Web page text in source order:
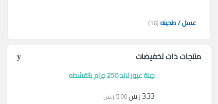
عسل / طحينه(16)
منتجات ذات تخفيضات
جبنة عبور لاند 250 جرام بالقشطه
3.33ر.س5.00ر.س